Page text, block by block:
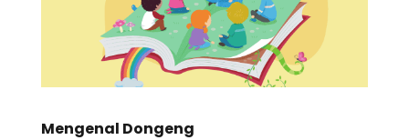
Mengenal Dongeng